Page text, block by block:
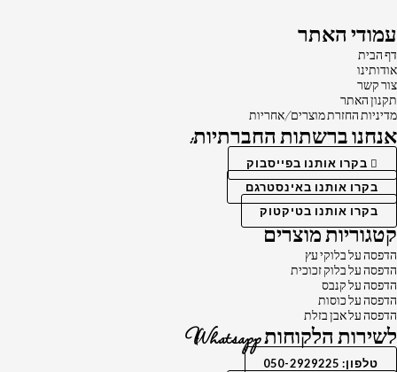
עמודי האתר
דף הבית
אודותינו
צור קשר
תקנון האתר
מדיניות החזרת מוצרים/אחריות
אנחנו ברשתות החברתיות:
בקרו אותנו בפייסבוק
בקרו אותנו באינסטרגם
בקרו אותנו בטיקטוק
קטגוריות מוצרים
הדפסה על בלוקי עץ
הדפסה על בלוק זכוכית
הדפסה על קנבס
הדפסה על כוסות
הדפסה על אבן בזלת
לשירות הלקוחות Whatsapp
טלפון: 050-2929225